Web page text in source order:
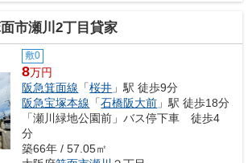
市瀬川2丁目貸家
敷0
8万円
阪急箕面線 「桜井 」駅 徒歩9分
阪急宝塚本線 「石橋阪大前 」駅 徒歩18分
「瀬川緑地公園前」バス停下車 徒歩4
分
築66年 / 57.05㎡